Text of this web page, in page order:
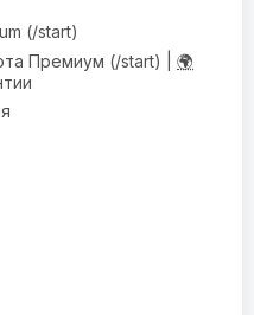
(/start)
Премиум (/start) | 🌍